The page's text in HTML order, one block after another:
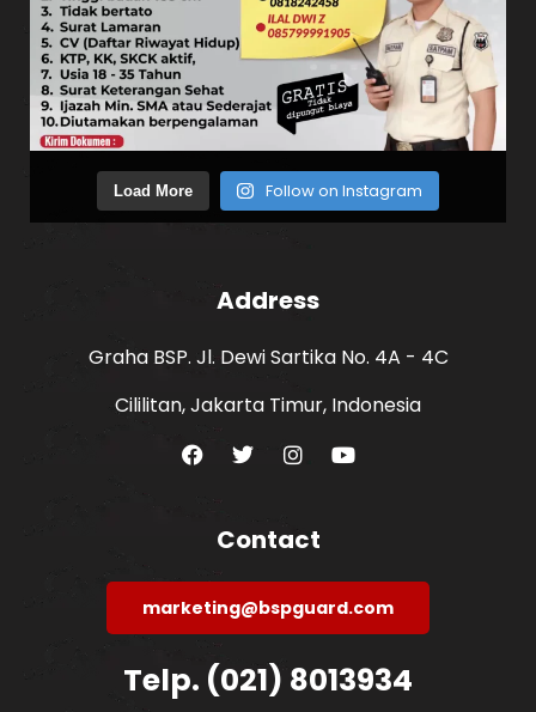
Load More Follow on Instagram
Address
Graha BSP. Jl. Dewi Sartika No. 4A - 4C
Cililitan, Jakarta Timur, Indonesia
Contact
marketing@bspguard.com
Telp. (021) 8013934